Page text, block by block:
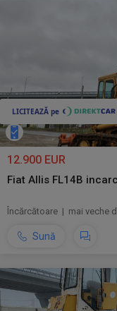
12.900 EUR
Fiat Allis FL14B
Încărcătoare | mai veche
Sună